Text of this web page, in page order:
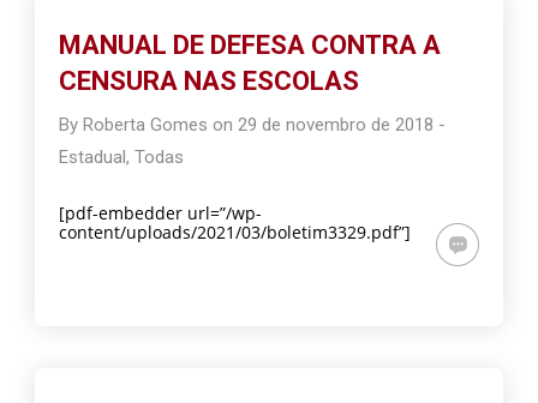
MANUAL DE DEFESA CONTRA A
CENSURA NAS ESCOLAS
ByRoberta Gomes on29 de novembro de 2018 -
Estadual,Todas
[pdf-embedder url=”/wp-
content/uploads/2021/03/boletim3329.pdf”]